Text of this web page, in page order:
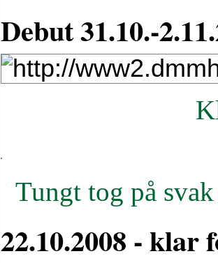
Debut 31.10.-
Tungt tog på
22.10.2008 -